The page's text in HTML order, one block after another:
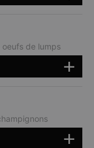
oeufs de lumps